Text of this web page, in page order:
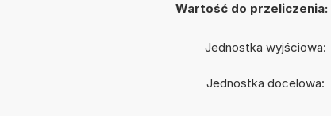
Wartość do przeliczenia:
Jednostka wyjściowa:
Jednostka docelowa: